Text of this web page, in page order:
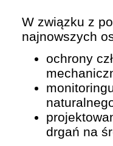
W związku z
najnowszych
ochrony
drgań na